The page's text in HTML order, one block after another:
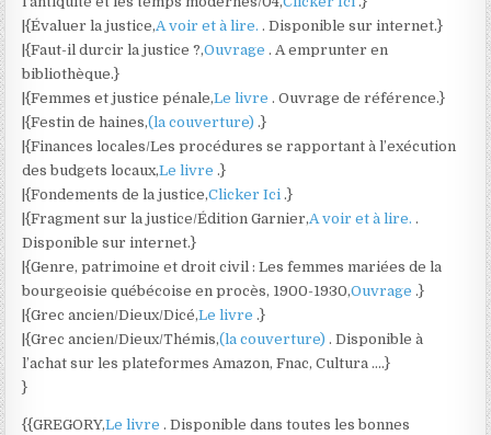
|{Évaluer la justice,A voir et à lire. . Disponible sur internet.}
|{Faut-il durcir la justice ?,Ouvrage . A emprunter en
bibliothèque.}
|{Femmes et justice pénale,Le livre . Ouvrage de référence.}
|{Festin de haines,(la couverture) .}
|{Finances locales/Les procédures se rapportant à l’exécution
des budgets locaux,Le livre .}
|{Fondements de la justice,Clicker Ici .}
|{Fragment sur la justice/Édition Garnier,A voir et à lire. .
Disponible sur internet.}
|{Genre, patrimoine et droit civil : Les femmes mariées de la
bourgeoisie québécoise en procès, 1900-1930,Ouvrage .}
|{Grec ancien/Dieux/Dicé,Le livre .}
|{Grec ancien/Dieux/Thémis,(la couverture) . Disponible à
l’achat sur les plateformes Amazon, Fnac, Cultura ….}
}
{{GREGORY,Le livre . Disponible dans toutes les bonnes